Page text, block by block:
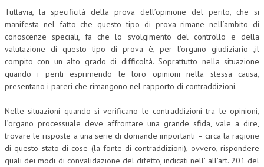
L’UMANISTA
DIRITTO
DIRITTO PENALE D’IMPRESA
DIRITTO DEL LAVORO
DIRITTO DEL WEB
DIRITTO DELLE IMPRESE IN CRISI
CRIMINOLOGIA E CRIMINALISTICA
Tuttavia, la specificità della prova dell’opinione del perito, che si
manifesta nel fatto che questo tipo di prova rimane nell’ambito di
conoscenze speciali, fa che lo svolgimento del controllo e della
valutazione di questo tipo di prova è, per l’organo giudiziario ,il
compito con un alto grado di difficoltà. Soprattutto nella situazione
quando i periti esprimendo le loro opinioni nella stessa causa,
presentano i pareri che rimangono nel rapporto di contraddizioni.
Nelle situazioni quando si verificano le contraddizioni tra le opinioni,
l’organo processuale deve affrontare una grande sfida, vale a dire,
trovare le risposte a una serie di domande importanti – circa la ragione
di questo stato di cose (la fonte di contraddizioni), ovvero, rispondere
quali dei modi di convalidazione del difetto, indicati nell’ all’art. 201 del